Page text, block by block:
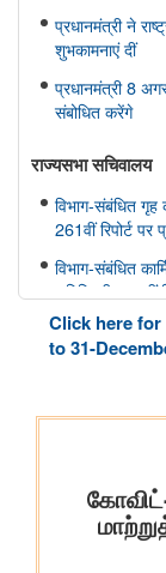
प्रधानमंत्री ने
शुभकामनाएं दीं
प्रधानमंत्री 8
संबोधित करेंगे
राज्यसभा सचिवालय
विभाग-संबंधित गृह
261वीं रिपोर्ट पर
विभाग-संबंधित
समिति की 166वीं
विभाग-संबंधित
समिति की 165वीं
विभाग-संबंधित
संबंधी संसदीय
विभाग-संबंधित
स्वास्थ्य और
वीं, 177 वीं
Click here for
to 31-